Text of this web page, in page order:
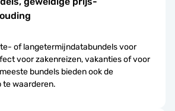
of langetermijndatabundels voor
voor zakenreizen, vakanties of voor
bundels bieden ook de
te waarderen.